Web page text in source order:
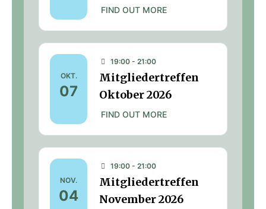
FIND OUT MORE
OKT.
07
19:00 - 21:00
Mitgliedertreffen
Oktober 2026
FIND OUT MORE
NOV.
04
19:00 - 21:00
Mitgliedertreffen
November 2026